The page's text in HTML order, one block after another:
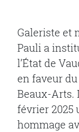
Galeriste et
Pauli a
l’État de
en faveur
Beaux-Arts.
février 2025
hommage